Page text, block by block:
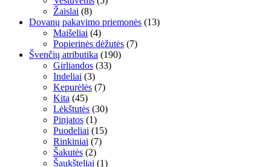
Žaislai (8)
Dovanų pakavimo priemonės (13)
Maišeliai (4)
Popierinės dėžutės (7)
Švenčių atributika (190)
Girliandos (33)
Indeliai (3)
Kepurėlės (7)
Kita (45)
Lėkštutės (30)
Pinjatos (1)
Puodeliai (15)
Rinkiniai (7)
Šakutės (2)
Šaukšteliai (1)